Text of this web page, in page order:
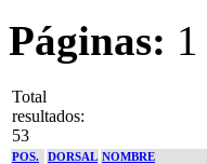
Páginas: 1
Total
resultados:
53
POS. DORSAL NOMBRE